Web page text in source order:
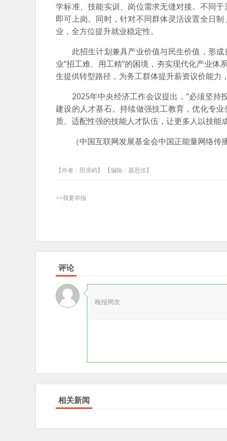
学标准、技能实训、岗位需求无缝对接。不同
即可上岗。同时，针对不同群体灵活设置全日
业，全方位提升就业稳定性。
此招生计划兼具产业价值与民生价值，形成
业“招工难、用工精”的困境，夯实现代化产业
生提供转型路径，为务工群体提升薪资议价能力
2025年中央经济工作会议提出，“必须坚持
建设的人才基石。持续做强技工教育，优化专
质、适配性强的技能人才队伍，让更多人以技能
（中国互联网发展基金会中国正能量网络传播
【作者：田浪屿】 【编辑：聂思佳】
>>我要举报
评论
晚报网友
相关新闻